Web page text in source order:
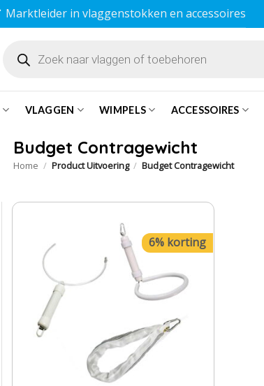
Marktleider in vlaggenstokken en accessoires
zoeken
VLAGGEN WIMPELS ACCESSOIRES
Budget Contragewicht
Home / Product Uitvoering / Budget Contragewicht
6% korting